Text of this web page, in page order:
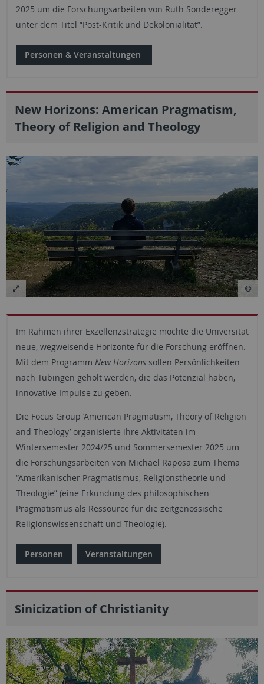
2025 um die Forschungsarbeiten von Ruth Sonderegger
unter dem Titel “Post-Kritik und Dekolonialität”.
Personen & Veranstaltungen
New Horizons: American Pragmatism,
Theory of Religion and Theology
Im Rahmen ihrer Exzellenzstrategie möchte die Universität
neue, wegweisende Horizonte für die Forschung eröffnen.
Mit dem Programm New Horizonssollen Persönlichkeiten
nach Tübingen geholt werden, die das Potenzial haben,
innovative Impulse zu geben.
Die Focus Group ‘American Pragmatism, Theory of Religion
and Theology’ organisierte ihre Aktivitäten im
Wintersemester 2024/25 und Sommersemester 2025 um
die Forschungsarbeiten von Michael Raposa zum Thema
“Amerikanischer Pragmatismus, Religionstheorie und
Theologie” (eine Erkundung des philosophischen
Pragmatismus als Ressource für die zeitgenössische
Religionswissenschaft und Theologie).
Personen Veranstaltungen
Sinicization of Christianity